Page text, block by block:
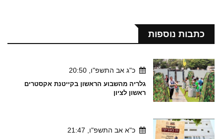
כתבות נוספות
כ"ג אב התשפ"ו, 20:50
גלריה מהשבוע הראשון בקייטנת אקסטרים
ראשון לציון
כ"א אב התשפ"ו, 21:47